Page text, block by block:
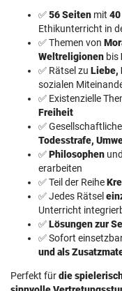
✅56 Seiten mit
Ethikunterricht in
✅ Themen von
Weltreligionen bis
✅ Rätsel zu Liebe,
sozialen
✅ Existenzielle
Freiheit
✅
Todesstrafe,
✅Philosophen und
erarbeiten
✅ Teil der Reihe
✅ Jedes Rätsel
Unterricht
✅Lösungen zur
✅ Sofort
und als
Perfekt fürdie